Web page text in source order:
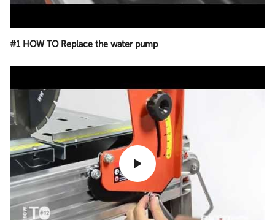
#1 HOW TO Replace the water pump